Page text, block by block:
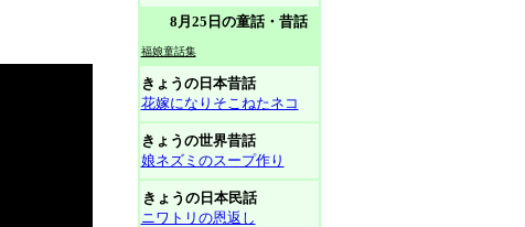
8月25日の童話・昔話
福娘童話集
きょうの日本昔話
花嫁になりそこねたネコ
きょうの世界昔話
娘ネズミのスープ作り
きょうの日本民話
ニワトリの恩返し